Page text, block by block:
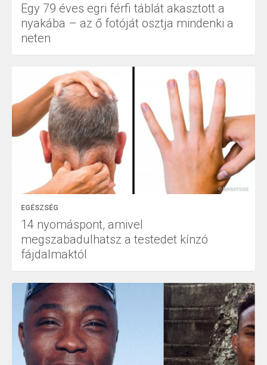
Egy 79 éves egri férfi táblát akasztott a
nyakába – az ő fotóját osztja mindenki a
neten
EGÉSZSÉG
14 nyomáspont, amivel
megszabadulhatsz a testedet kínzó
fájdalmaktól